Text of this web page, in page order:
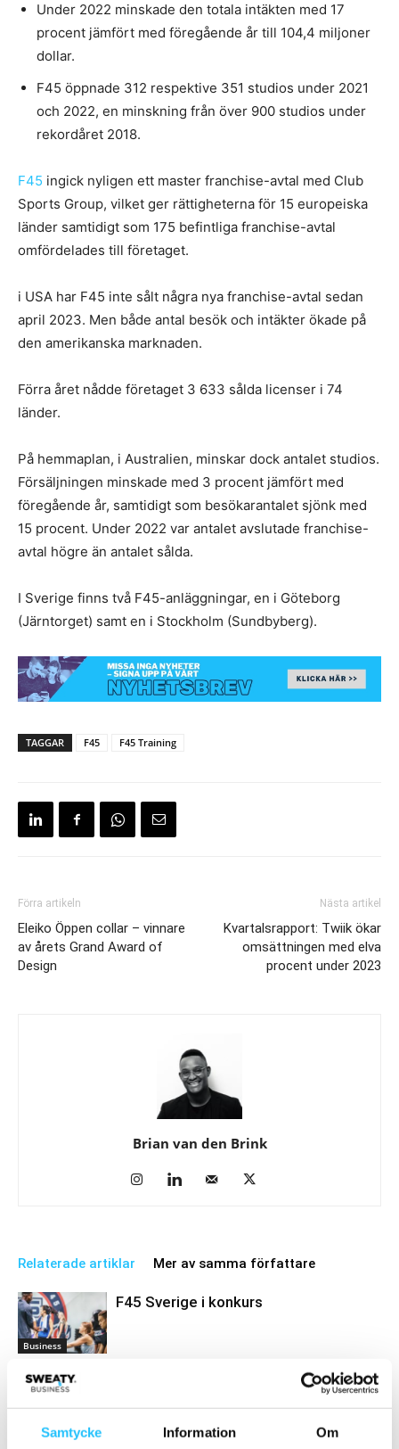
Samtycke Information Om
Under 2022 minskade den totala intäkten med 17
procent jämfört med föregående år till 104,4 miljoner
dollar.
F45 öppnade 312 respektive 351 studios under 2021
och 2022, en minskning från över 900 studios under
rekordåret 2018.
F45 ingick nyligen ett master franchise-avtal med Club
Sports Group, vilket ger rättigheterna för 15 europeiska
länder samtidigt som 175 befintliga franchise-avtal
omfördelades till företaget.
i USA har F45 inte sålt några nya franchise-avtal sedan
april 2023. Men både antal besök och intäkter ökade på
den amerikanska marknaden.
Förra året nådde företaget 3 633 sålda licenser i 74
länder.
På hemmaplan, i Australien, minskar dock antalet studios.
Försäljningen minskade med 3 procent jämfört med
föregående år, samtidigt som besökarantalet sjönk med
15 procent. Under 2022 var antalet avslutade franchise-
avtal högre än antalet sålda.
I Sverige finns två F45-anläggningar, en i Göteborg
(Järntorget) samt en i Stockholm (Sundbyberg).
TAGGAR F45 F45 Training
Förra artikeln
Eleiko Öppen collar – vinnare
av årets Grand Award of
Design
Nästa artikel
Kvartalsrapport: Twiik ökar
omsättningen med elva
procent under 2023
Brian van den Brink
Relaterade artiklar Mer av samma författare
Business
F45 Sverige i konkurs
Gruppträning
Orangetheory Fitness lanserar
styrkeklassen Strength 50